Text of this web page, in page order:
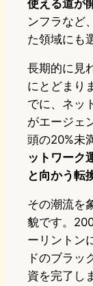
使える道が
ンフラなど
た領域にも
長期的に見
にとどまり
でに、ネッ
がエージェ
頭の20%未
ットワーク
と向かう転
その潮流を
貌です。
ーリントン
ドのブラッ
資を完了し